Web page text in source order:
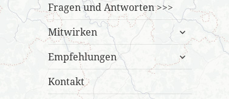
Fragen und Antworten >>>
Mitwirken
untermenü
öffnen
Empfehlungen
untermenü
öffnen
Kontakt